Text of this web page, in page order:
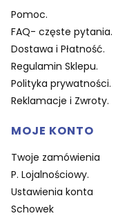
Pomoc.
FAQ- częste pytania.
Dostawa i Płatność.
Regulamin Sklepu.
Polityka prywatności.
Reklamacje i Zwroty.
MOJE KONTO
Twoje zamówienia
P. Lojalnościowy.
Ustawienia konta
Schowek